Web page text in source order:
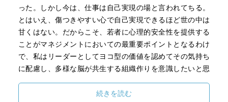
った。しかし今は、仕事は自己実現の場と言われてちる。
とはいえ、傷つきやすい心で自己実現できるほど世の中は
甘くはない。だからこそ、若者に心理的安全性を提供する
ことがマネジメントにおいての最重要ポイントとなるわけ
で、私はリーダーとしてヨコ型の価値を認めてその気持ち
に配慮し、多様な脳が共生する組織作りを意識したいと思
続きを読む